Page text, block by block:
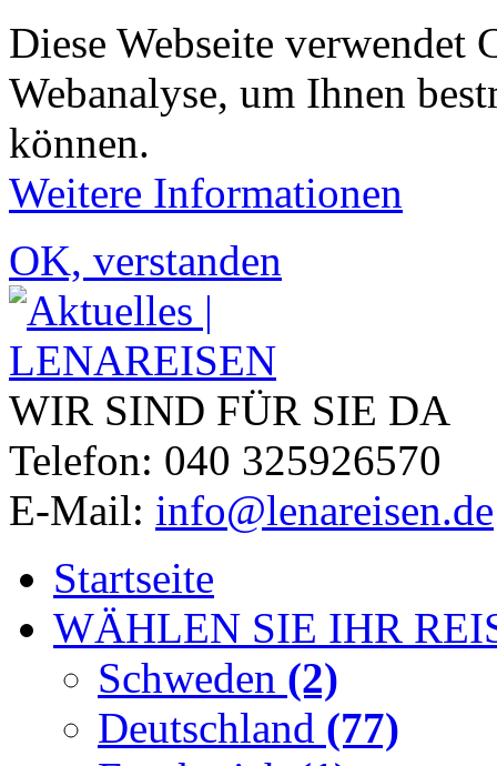
Diese Webseite verwendet
Webanalyse, um Ihnen
können.
Weitere Informationen
OK, verstanden
WIR SIND FÜR SIE DA
Telefon: 040 325926570
E-Mail: info@lenareisen.de
Startseite
WÄHLEN SIE IHR
Schweden (2)
Deutschland (77)